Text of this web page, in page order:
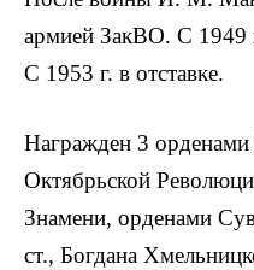
армией ЗакВО. С 1949
С 1953 г. в отставке.
Награжден 3
Октябрьской
Знамени, орденами
ст., Богдана